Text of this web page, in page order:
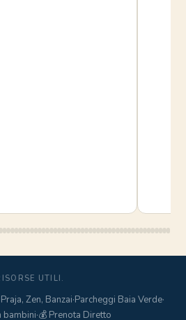
UTILI.
Zen, Banzai·Parcheggi Baia Verde·
bambini·💰 Prenota Diretto